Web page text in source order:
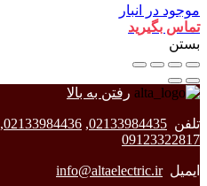
موجود در انبار
تماس بگیرید
بستن
رفتن به بالا
تلفن 02133984435
,
02133984436
,
09123322817
ایمیلinfo@altaelectric.ir